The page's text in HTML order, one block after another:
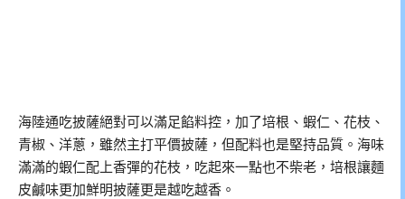
海陸通吃披薩絕對可以滿足餡料控，加了培根、蝦仁、花枝、
青椒、洋蔥，雖然主打平價披薩，但配料也是堅持品質。海味
滿滿的蝦仁配上香彈的花枝，吃起來一點也不柴老，培根讓麵
皮鹹味更加鮮明披薩更是越吃越香。